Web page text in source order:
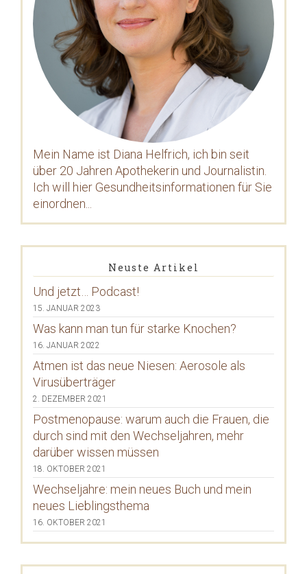
Mein Name ist Diana Helfrich, ich bin seit
über 20 Jahren Apothekerin und Journalistin.
Ich will hier Gesundheitsinformationen für Sie
einordnen...
Neuste Artikel
Und jetzt… Podcast!
15. JANUAR 2023
Was kann man tun für starke Knochen?
16. JANUAR 2022
Atmen ist das neue Niesen: Aerosole als
Virusüberträger
2. DEZEMBER 2021
Postmenopause: warum auch die Frauen, die
durch sind mit den Wechseljahren, mehr
darüber wissen müssen
18. OKTOBER 2021
Wechseljahre: mein neues Buch und mein
neues Lieblingsthema
16. OKTOBER 2021